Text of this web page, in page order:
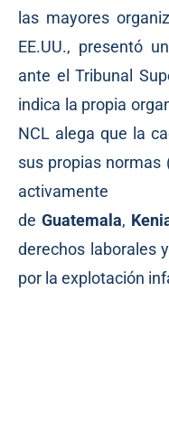
las mayores
EE.UU., presentó
ante el Tribunal
indica la propia
NCL alega que la
sus propias normas
deGuatemala,
derechos laborales
por la explotación